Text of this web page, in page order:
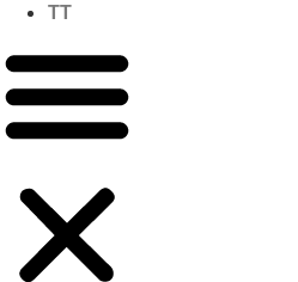
TT